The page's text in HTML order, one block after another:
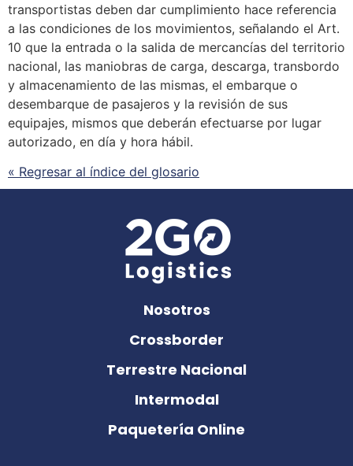
transportistas deben dar cumplimiento hace referencia
a las condiciones de los movimientos, señalando el Art.
10 que la entrada o la salida de mercancías del territorio
nacional, las maniobras de carga, descarga, transbordo
y almacenamiento de las mismas, el embarque o
desembarque de pasajeros y la revisión de sus
equipajes, mismos que deberán efectuarse por lugar
autorizado, en día y hora hábil.
« Regresar al índice del glosario
Nosotros
Crossborder
Terrestre Nacional
Intermodal
Paquetería Online